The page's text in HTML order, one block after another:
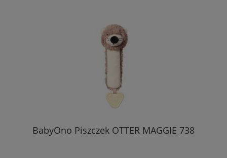
BabyOno Piszczek OTTER MAGGIE 738